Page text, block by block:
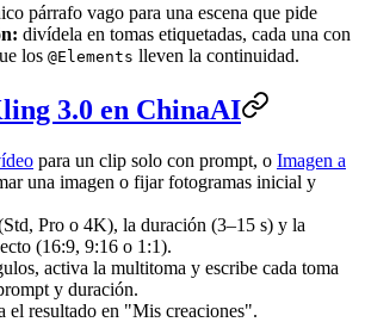
párrafo vago para una escena que pide
divídela en tomas etiquetadas, cada una con
los @Elements lleven la continuidad.
3.0 en ChinaAI
para un clip solo con prompt, o Imagen a
una imagen o fijar fotogramas inicial y
Pro o 4K), la duración (3–15 s) y la
(16:9, 9:16 o 1:1).
activa la multitoma y escribe cada toma
y duración.
el resultado en "Mis creaciones".